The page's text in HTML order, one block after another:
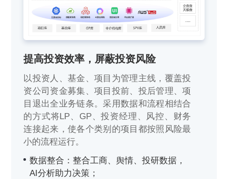
提高投资效率，屏蔽投资风险
以投资人、基金、项目为管理主线，覆盖投
资公司资金募集、项目投前、投后管理、项
目退出全业务链条。采用数据和流程相结合
的方式将LP、GP、投资经理、风控、财务
连接起来，使各个类别的项目都按照风险最
小的流程运行。
数据整合：整合工商、舆情、投研数据，
AI分析助力决策；